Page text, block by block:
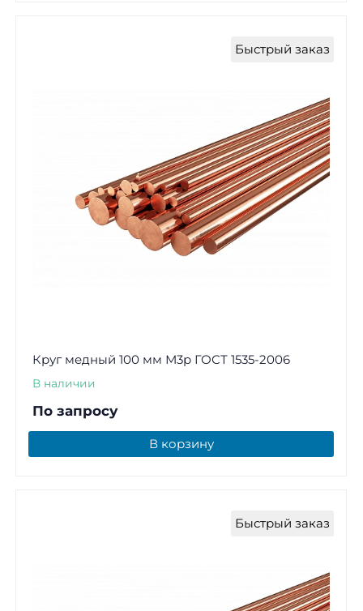
Быстрый заказ
Круг медный 100 мм М3р ГОСТ 1535-2006
В наличии
По запросу
В корзину
Быстрый заказ